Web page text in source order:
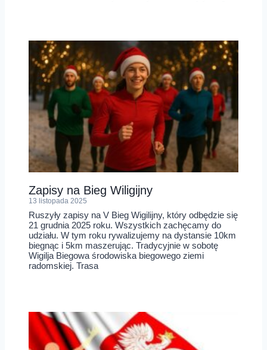
Zapisy na Bieg Wiligijny
13 listopada 2025
Ruszyły zapisy na V Bieg Wigilijny, który odbędzie się
21 grudnia 2025 roku. Wszystkich zachęcamy do
udziału. W tym roku rywalizujemy na dystansie 10km
biegnąc i 5km maszerując. Tradycyjnie w sobotę
Wigilja Biegowa środowiska biegowego ziemi
radomskiej. Trasa